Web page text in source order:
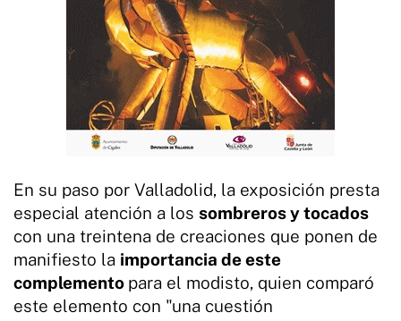
En su paso por Valladolid, la exposición presta
especial atención a los sombreros y tocados
con una treintena de creaciones que ponen de
manifiesto la importancia de este
complemento para el modisto, quien comparó
este elemento con "una cuestión